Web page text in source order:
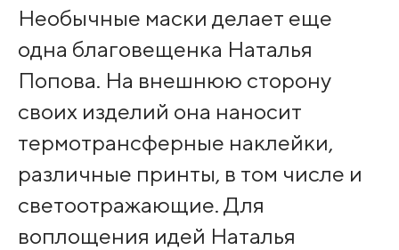
Необычные маски делает еще
одна благовещенка Наталья
Попова. На внешнюю сторону
своих изделий она наносит
термотрансферные наклейки,
различные принты, в том числе и
светоотражающие. Для
воплощения идей Наталья